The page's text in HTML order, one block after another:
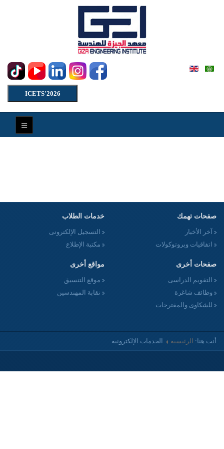
ICETS'2026
صفحات تهمك
آخر الأخبار
اتفاقيات وبروتوكولات
خدمات الطلاب
التسجيل الإلكترونى
مكتبة الإطلاع
صفحات أخرى
التقويم الدراسى
وظائف شاغرة
للشكاوى والمقترحات
مواقع أخرى
موقع التنسيق
نقابة المهندسين
أنت هنا: الرئيسية الخدمات الإلكترونية